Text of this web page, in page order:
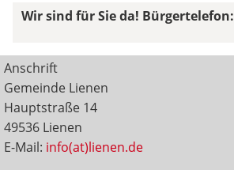
Wir sind für Sie da! Bürgertelefon:
Anschrift
Gemeinde Lienen
Hauptstraße 14
49536 Lienen
E-Mail: info(at)lienen.de